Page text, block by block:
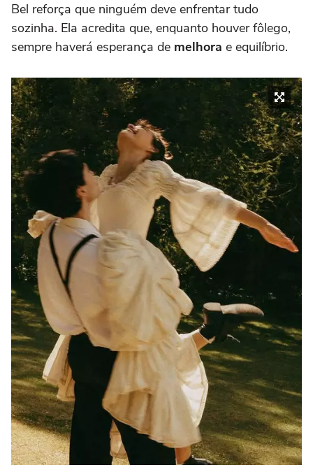
Bel reforça que ninguém deve enfrentar tudo
sozinha. Ela acredita que, enquanto houver fôlego,
sempre haverá esperança de melhora e equilíbrio.